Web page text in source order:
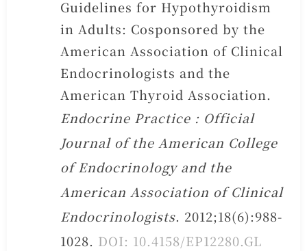
Guidelines for Hypothyroidism
in Adults: Cosponsored by the
American Association of Clinical
Endocrinologists and the
American Thyroid Association.
Endocrine Practice : Official
Journal of the American College
of Endocrinology and the
American Association of Clinical
Endocrinologists. 2012;18(6):988-
1028. DOI: 10.4158/EP12280.GL